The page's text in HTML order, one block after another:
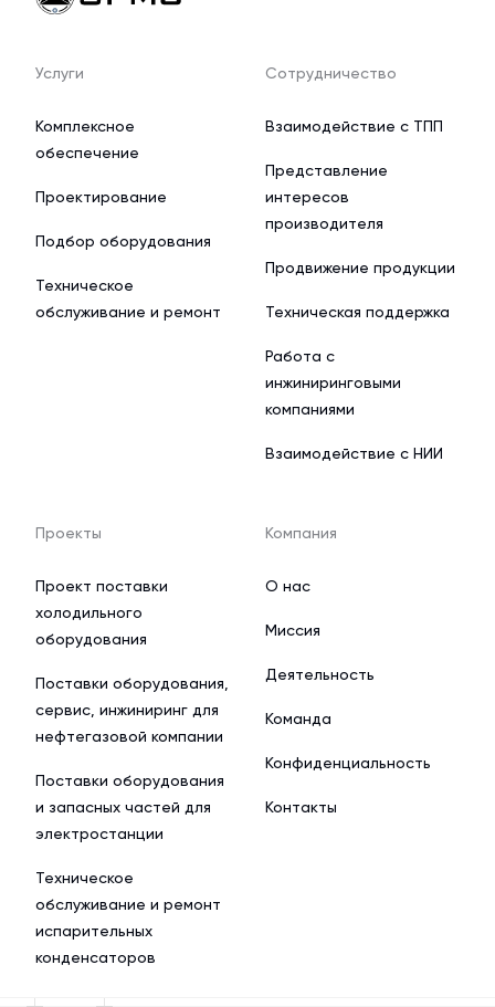
Услуги
Комплексное
обеспечение
Проектирование
Подбор оборудования
Техническое
обслуживание и ремонт
Сотрудничество
Взаимодействие с ТПП
Представление
интересов
производителя
Продвижение продукции
Техническая поддержка
Работа с
инжиниринговыми
компаниями
Взаимодействие с НИИ
Проекты
Проект поставки
холодильного
оборудования
Поставки оборудования,
сервис, инжиниринг для
нефтегазовой компании
Поставки оборудования
и запасных частей для
электростанции
Техническое
обслуживание и ремонт
испарительных
конденсаторов
Компания
О нас
Миссия
Деятельность
Команда
Конфиденциальность
Контакты